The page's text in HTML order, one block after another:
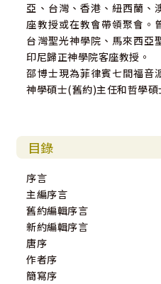
亞、台灣、香港、紐西蘭、
座教授或在教會帶領聚會。
台灣聖光神學院、馬來西亞
印尼歸正神學院客座教授。
邵博士現為菲律賓七間福音
神學碩士(舊約)主任和哲學碩
目錄
序言
主編序言
舊約編輯序言
新約編輯序言
唐序
作者序
簡寫序